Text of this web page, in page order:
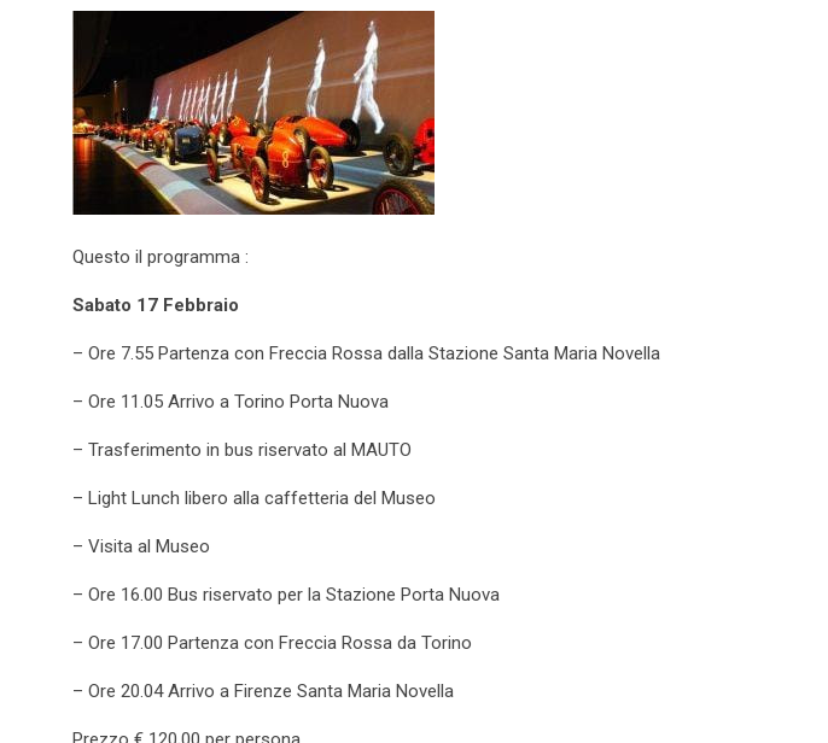
Questo il programma :
Sabato 17 Febbraio
– Ore 7.55 Partenza con Freccia Rossa dalla Stazione Santa Maria Novella
– Ore 11.05 Arrivo a Torino Porta Nuova
– Trasferimento in bus riservato al MAUTO
– Light Lunch libero alla caffetteria del Museo
– Visita al Museo
– Ore 16.00 Bus riservato per la Stazione Porta Nuova
– Ore 17.00 Partenza con Freccia Rossa da Torino
– Ore 20.04 Arrivo a Firenze Santa Maria Novella